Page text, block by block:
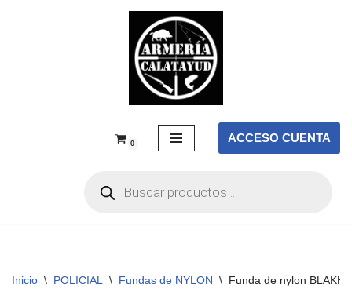
0 ACCESO CUENTA
Inicio \ POLICIAL \ Fundas de NYLON \ Funda de nylon